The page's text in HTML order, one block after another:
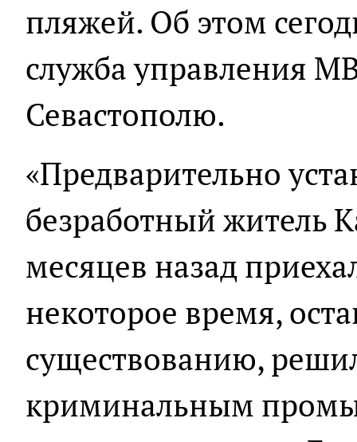
пляжей. Об этом
служба управления
Севастополю.
«Предварительно
безработный житель
месяцев назад
некоторое время,
существованию,
криминальным